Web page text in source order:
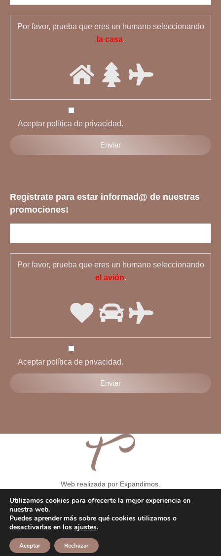
Por favor, prueba que eres un humano seleccionando
la casa.
Aceptar política de privacidad.
Regístrate para estar informad@ de nuestras
promociones!
Por favor, prueba que eres un humano seleccionando
el avión.
Aceptar política de privacidad.
Web realizada por Expandimos.
desentimiento
Política de privacidad RRSS-Consentimiento Whatsapp
Consentimiento de tratamiento de datos
Utilizamos cookies para ofrecerte la mejor experiencia en
nuestra web.
Puedes aprender más sobre qué cookies utilizamos o
desactivarlas en los ajustes.
Aceptar Rechazar